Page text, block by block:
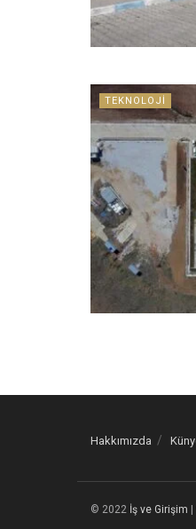
TEKNOLOJI
Hakkımızda
© 2022 İş ve Girişim